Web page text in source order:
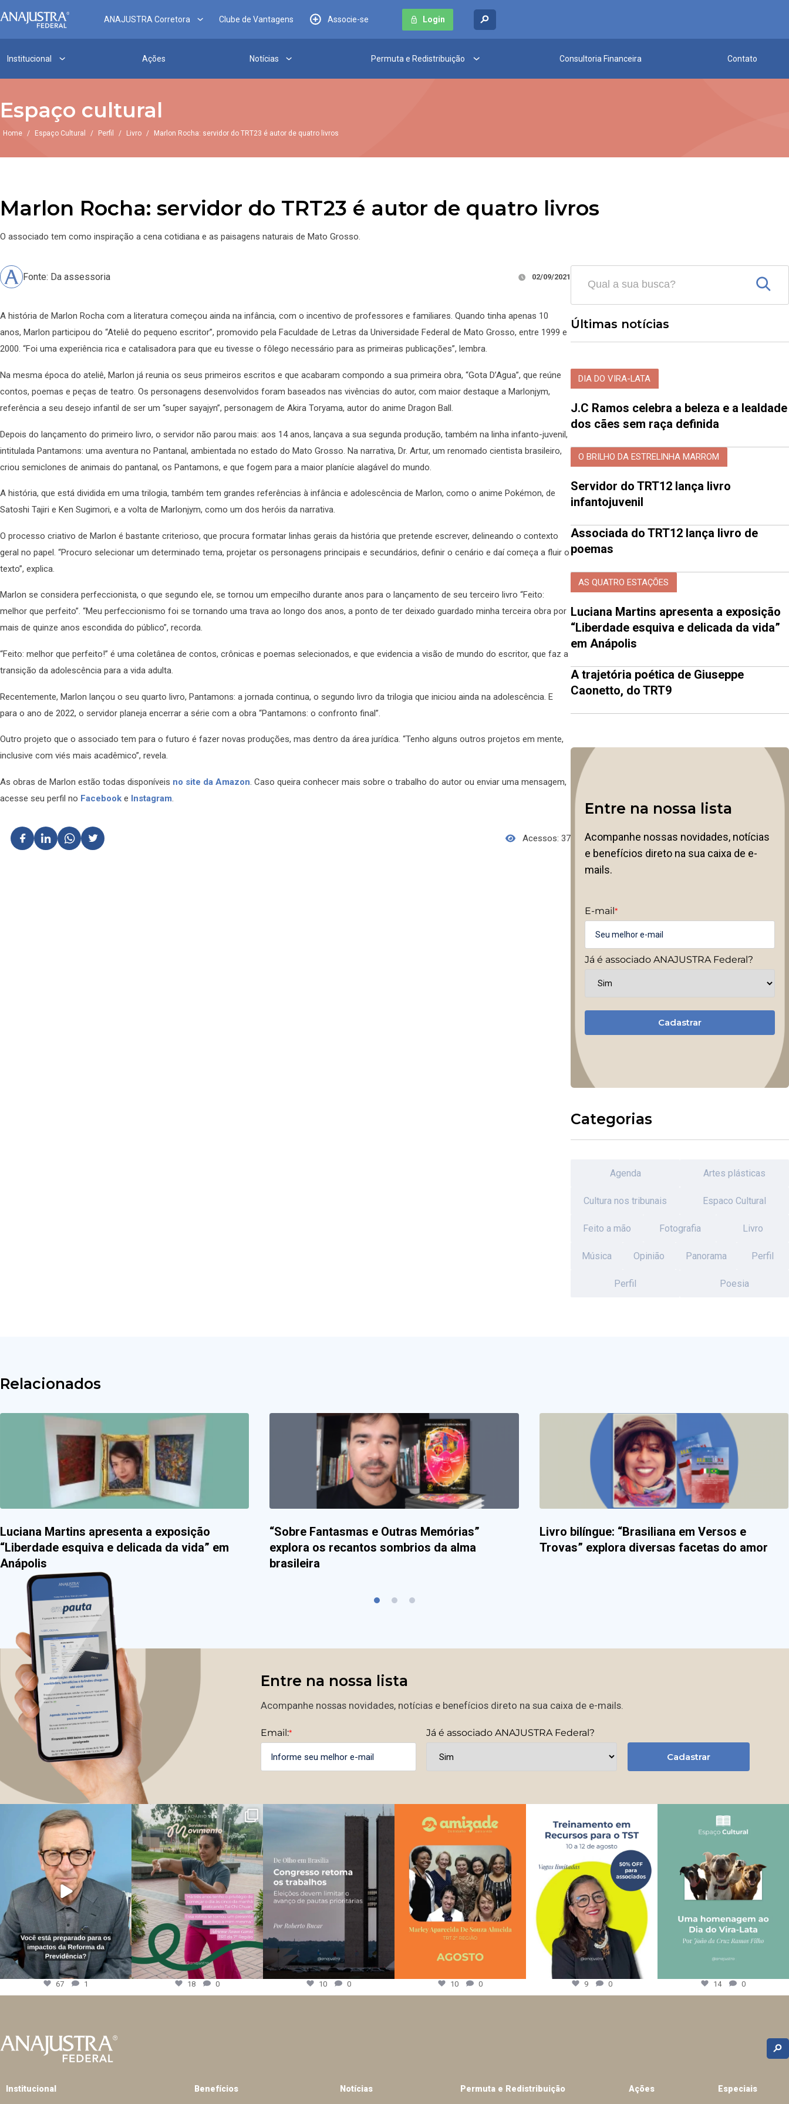
ANAJUSTRA Corretora Clube de Vantagens Associe-se Login
Institucional Ações Notícias Permuta e Redistribuição Consultoria Financeira Contato
Espaço cultural
Home / Espaço Cultural / Perfil / Livro / Marlon Rocha: servidor do TRT23 é autor de quatro livros
Marlon Rocha: servidor do TRT23 é autor de quatro livros
O associado tem como inspiração a cena cotidiana e as paisagens naturais de Mato Grosso.
Fonte: Da assessoria 02/09/2021
A história de Marlon Rocha com a literatura começou ainda na infância, com o incentivo de professores e familiares. Quando tinha apenas 10
anos, Marlon participou do “Ateliê do pequeno escritor”, promovido pela Faculdade de Letras da Universidade Federal de Mato Grosso, entre 1999 e
2000. “Foi uma experiência rica e catalisadora para que eu tivesse o fôlego necessário para as primeiras publicações”, lembra.
Na mesma época do ateliê, Marlon já reunia os seus primeiros escritos e que acabaram compondo a sua primeira obra, “Gota D’Agua”, que reúne
contos, poemas e peças de teatro. Os personagens desenvolvidos foram baseados nas vivências do autor, com maior destaque a Marlonjym,
referência a seu desejo infantil de ser um “super sayajyn”, personagem de Akira Toryama, autor do anime Dragon Ball.
Depois do lançamento do primeiro livro, o servidor não parou mais: aos 14 anos, lançava a sua segunda produção, também na linha infanto-juvenil,
intitulada Pantamons: uma aventura no Pantanal, ambientada no estado do Mato Grosso. Na narrativa, Dr. Artur, um renomado cientista brasileiro,
criou semiclones de animais do pantanal, os Pantamons, e que fogem para a maior planície alagável do mundo.
A história, que está dividida em uma trilogia, também tem grandes referências à infância e adolescência de Marlon, como o anime Pokémon, de
Satoshi Tajiri e Ken Sugimori, e a volta de Marlonjym, como um dos heróis da narrativa.
O processo criativo de Marlon é bastante criterioso, que procura formatar linhas gerais da história que pretende escrever, delineando o contexto
geral no papel. “Procuro selecionar um determinado tema, projetar os personagens principais e secundários, definir o cenário e daí começa a fluir o
texto”, explica.
Marlon se considera perfeccionista, o que segundo ele, se tornou um empecilho durante anos para o lançamento de seu terceiro livro “Feito:
melhor que perfeito”. “Meu perfeccionismo foi se tornando uma trava ao longo dos anos, a ponto de ter deixado guardado minha terceira obra por
mais de quinze anos escondida do público”, recorda.
“Feito: melhor que perfeito!” é uma coletânea de contos, crônicas e poemas selecionados, e que evidencia a visão de mundo do escritor, que faz a
transição da adolescência para a vida adulta.
Recentemente, Marlon lançou o seu quarto livro, Pantamons: a jornada continua, o segundo livro da trilogia que iniciou ainda na adolescência. E
para o ano de 2022, o servidor planeja encerrar a série com a obra “Pantamons: o confronto final”.
Outro projeto que o associado tem para o futuro é fazer novas produções, mas dentro da área jurídica. “Tenho alguns outros projetos em mente,
inclusive com viés mais acadêmico”, revela.
As obras de Marlon estão todas disponíveis no site da Amazon. Caso queira conhecer mais sobre o trabalho do autor ou enviar uma mensagem,
acesse seu perfil no Facebook e Instagram.
Acessos: 37
Últimas notícias
DIA DO VIRA-LATA
J.C Ramos celebra a beleza e a lealdade
dos cães sem raça definida
O BRILHO DA ESTRELINHA MARROM
Servidor do TRT12 lança livro
infantojuvenil
Associada do TRT12 lança livro de
poemas
AS QUATRO ESTAÇÕES
Luciana Martins apresenta a exposição
“Liberdade esquiva e delicada da vida”
em Anápolis
A trajetória poética de Giuseppe
Caonetto, do TRT9
Entre na nossa lista
Acompanhe nossas novidades, notícias
e benefícios direto na sua caixa de e-
mails.
E-mail*
Já é associado ANAJUSTRA Federal?
Cadastrar
Categorias
Agenda Artes plásticas
Cultura nos tribunais Espaco Cultural
Feito a mão Fotografia Livro
Música Opinião Panorama Perfil
Perfil Poesia
Relacionados
Luciana Martins apresenta a exposição
“Liberdade esquiva e delicada da vida” em
Anápolis
“Sobre Fantasmas e Outras Memórias”
explora os recantos sombrios da alma
brasileira
Livro bilíngue: “Brasiliana em Versos e
Trovas” explora diversas facetas do amor
Entre na nossa lista
Acompanhe nossas novidades, notícias e benefícios direto na sua caixa de e-mails.
Email:* Já é associado ANAJUSTRA Federal?
Cadastrar
67 1 18 0 10 0 10 0 9 0 14 0
Institucional Benefícios Notícias Permuta e Redistribuição Ações Especiais